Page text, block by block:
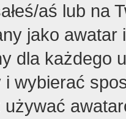
aś lub na
jako
dla każdego
i wybierać